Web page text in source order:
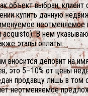
объект выбран, клиент
купить данную
acquisto). В нем
этапы оплаты.
вносится депозит на
это 5–10% от цены
продавцу лишь в том
неотменяемое